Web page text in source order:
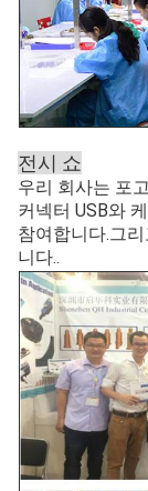
전시 쇼
우리 회사는 포
커넥터 USB와
참여합니다.그
니다..